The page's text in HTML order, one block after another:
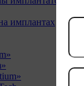
имплантах